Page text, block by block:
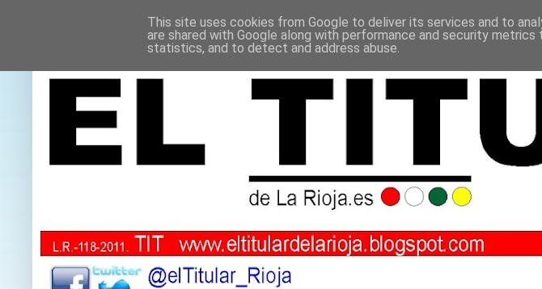
This site uses cookies from Google to deliver its services and to
are shared with Google along with performance and security
statistics, and to detect and address abuse.